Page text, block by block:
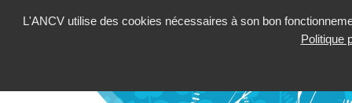
L'ANCV utilise des cookies nécessaires à son bon
Politique